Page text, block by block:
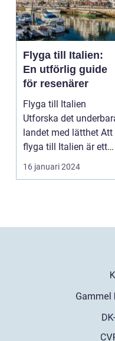
Flyga till Italien:
En utförlig guide
för resenärer
Flyga till Italien
Utforska det
landet med lätthet Att
flyga till Italien är ett
fantast...
16 januari 2024